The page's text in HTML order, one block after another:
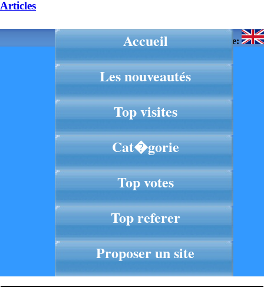
Articles
Langue:
Accueil
Les nouveautés
Top visites
Cat�gorie
Top votes
Top referer
Proposer un site